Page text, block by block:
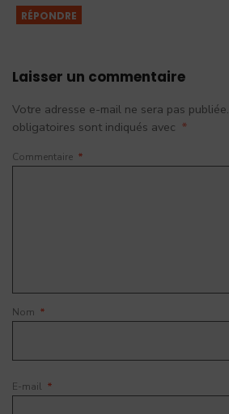
RÉPONDRE
Laisser un commentaire
Votre adresse e-mail ne sera pas publiée.
obligatoires sont indiqués avec *
Commentaire *
Nom *
E-mail *